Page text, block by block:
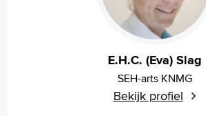
E.H.C. (Eva) Slag
SEH-arts KNMG
Bekijk profiel